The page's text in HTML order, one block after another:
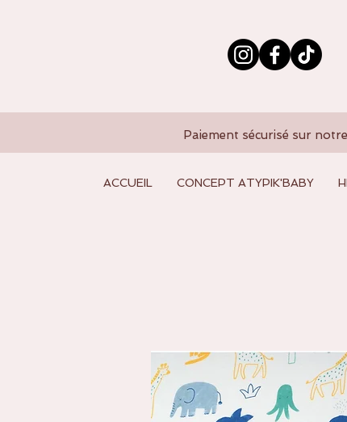
Paiement sécurisé sur
ACCUEIL CONCEPT ATYPIK'BABY